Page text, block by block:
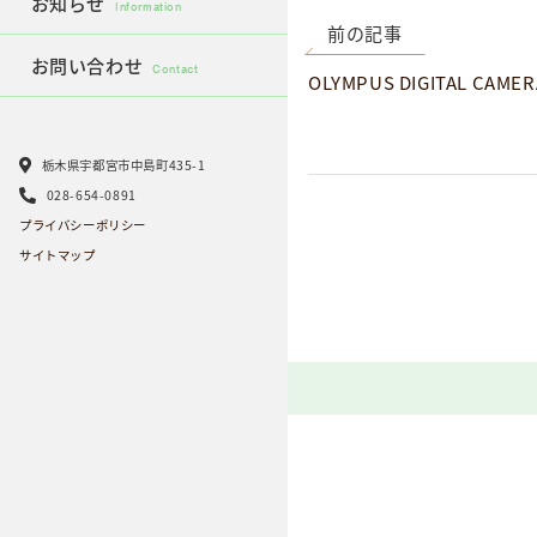
Information
お問い合わせ Contact
栃木県宇都宮市中島町435-1
028-654-0891
プライバシーポリシー
サイトマップ
前の記事
OLYMPUS DIGITAL